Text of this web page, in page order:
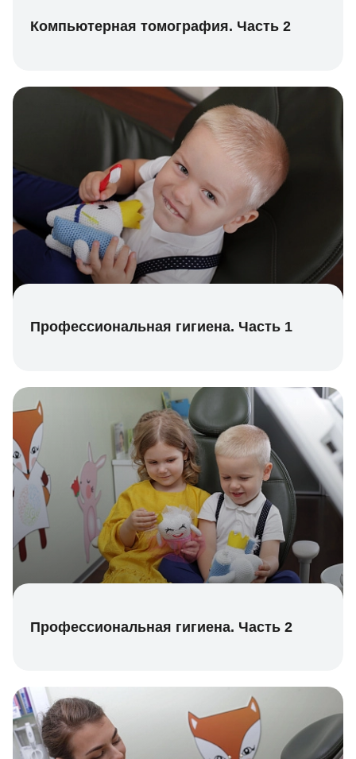
Компьютерная томография. Часть 2
Профессиональная гигиена. Часть 1
Профессиональная гигиена. Часть 2